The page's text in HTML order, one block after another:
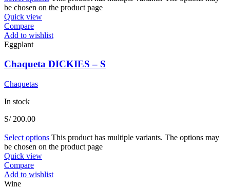
be chosen on the product page
Quick view
Compare
Add to wishlist
Eggplant
Chaqueta DICKIES – S
Chaquetas
In stock
S/200.00
Select options This product has multiple variants. The options may
be chosen on the product page
Quick view
Compare
Add to wishlist
Wine